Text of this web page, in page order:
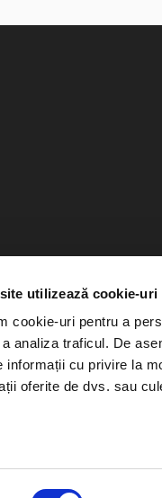
utilizează cookie-uri
cookie-uri pentru a
a analiza traficul. De
informații cu privire la
oferite de dvs. sau